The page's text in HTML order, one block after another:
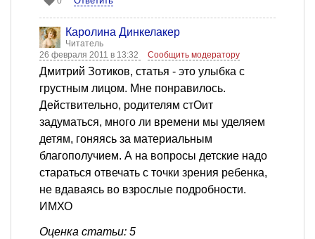
Каролина Динкелакер
Читатель
26 февраля 2011 в 13:32
Сообщить модератору
Дмитрий Зотиков, статья - это улыбка с
грустным лицом. Мне понравилось.
Действительно, родителям стОит
задуматься, много ли времени мы уделяем
детям, гоняясь за материальным
благополучием. А на вопросы детские надо
стараться отвечать с точки зрения ребенка,
не вдаваясь во взрослые подробности.
ИМХО
Оценка статьи: 5